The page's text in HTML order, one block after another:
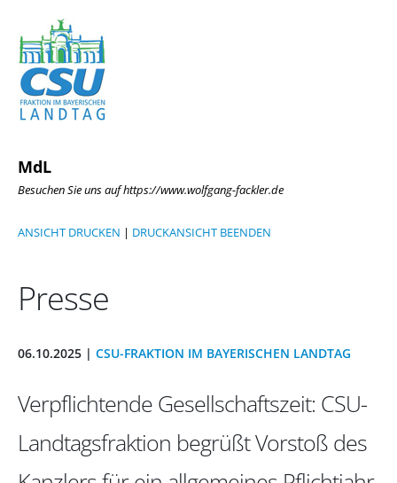
MdL
Besuchen Sie uns auf https://www.wolfgang-fackler.de
ANSICHT DRUCKEN | DRUCKANSICHT BEENDEN
Presse
06.10.2025 | CSU-FRAKTION IM BAYERISCHEN LANDTAG
Verpflichtende Gesellschaftszeit: CSU-
Landtagsfraktion begrüßt Vorstoß des